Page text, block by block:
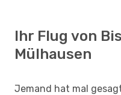
Ihr Flug von
Mülhausen
Jemand hat mal